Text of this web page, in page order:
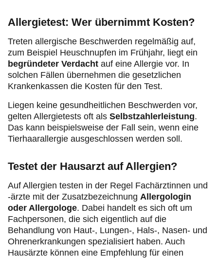
Allergietest: Wer übernimmt Kosten?
Treten allergische Beschwerden regelmäßig auf,
zum Beispiel Heuschnupfen im Frühjahr, liegt ein
begründeter Verdacht auf eine Allergie vor. In
solchen Fällen übernehmen die gesetzlichen
Krankenkassen die Kosten für den Test.
Liegen keine gesundheitlichen Beschwerden vor,
gelten Allergietests oft als Selbstzahlerleistung.
Das kann beispielsweise der Fall sein, wenn eine
Tierhaarallergie ausgeschlossen werden soll.
Testet der Hausarzt auf Allergien?
Auf Allergien testen in der Regel Fachärztinnen und
-ärzte mit der Zusatzbezeichnung Allergologin
oder Allergologe. Dabei handelt es sich oft um
Fachpersonen, die sich eigentlich auf die
Behandlung von Haut-, Lungen-, Hals-, Nasen- und
Ohrenerkrankungen spezialisiert haben. Auch
Hausärzte können eine Empfehlung für einen